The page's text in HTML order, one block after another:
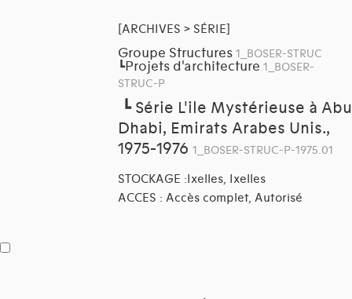
[ARCHIVES > SÉRIE]
Groupe Structures 1_BOSER-STRUC
┗Projets d'architecture 1_BOSER-
STRUC-P
┗ Série L'ile Mystérieuse à Abu
Dhabi, Emirats Arabes Unis.,
1975-1976 1_BOSER-STRUC-P-1975.01
STOCKAGE :Ixelles, Ixelles
ACCES : Accès complet, Autorisé